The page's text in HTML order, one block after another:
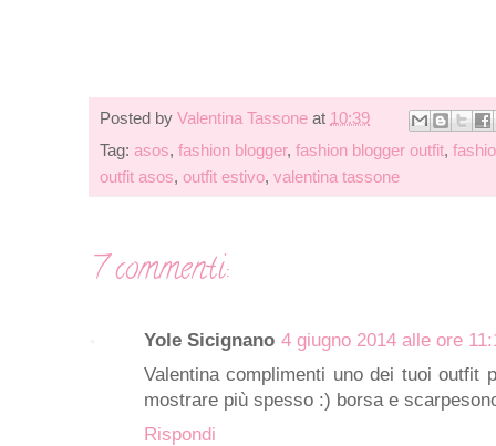
Posted by Valentina Tassone at 10:39
Tag: asos, fashion blogger, fashion blogger outfit,
outfit asos, outfit estivo, valentina tassone
7 commenti:
Yole Sicignano 4 giugno 2014 alle ore
Valentina complimenti uno dei tuoi outfit
mostrare più spesso :) borsa e
Rispondi